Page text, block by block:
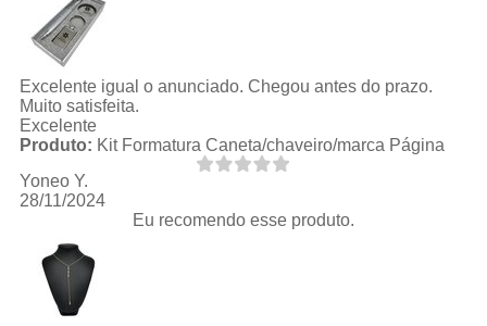
Excelente igual o anunciado. Chegou antes do prazo.
Muito satisfeita.
Excelente
Produto: Kit Formatura Caneta/chaveiro/marca Página
Yoneo Y.
28/11/2024
Eu recomendo esse produto.